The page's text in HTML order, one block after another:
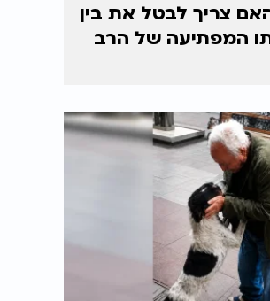
צריך לבטל את בין
המפתיעה של הרב